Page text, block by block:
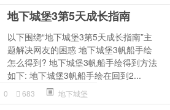
地下城堡3第5天成长指南
以下围绕“地下城堡3第5天成长指南”主
题解决网友的困惑 地下城堡3帆船手绘
怎么得到? 地下城堡3帆船手绘得到方法
如下: 地下城堡3帆船手绘在回到2...
0 683 地下城堡